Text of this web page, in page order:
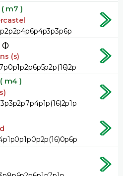
( m7 )
(s)
( m4 )